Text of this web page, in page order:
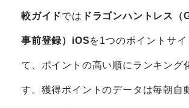
較ガイドでは ドラゴンハントレス
事前登録）iOSを1つのポイントサイ
て、ポイントの高い順にランキング
す。獲得ポイントのデータは毎朝自